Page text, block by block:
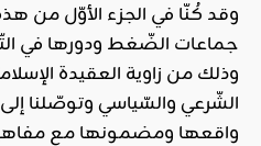
وقد كُنّا في الجزء الأوّل من
جماعات الضّغط ودورها في
وذلك من زاوية العقيدة
الشّرعي والسّياسي وتوصّلنا
واقعها ومضمونها مع